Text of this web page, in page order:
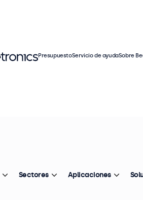
PresupuestoServicio de ayudaSobre
Sectores Aplicaciones